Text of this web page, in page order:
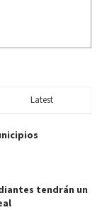
Latest
tendrán un